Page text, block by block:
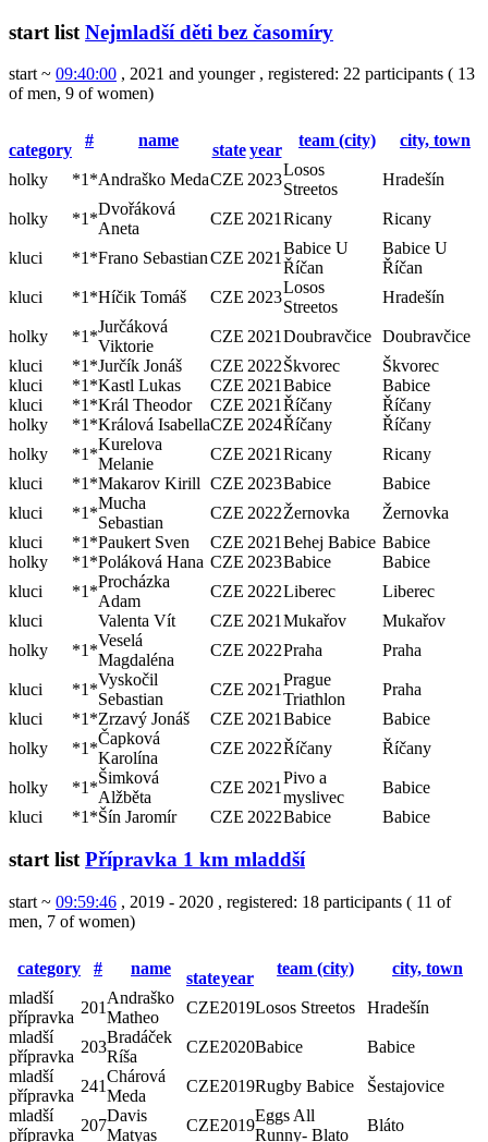
start list Nejmladší děti bez časomíry
start ~ 09:40:00 , 2021 and younger, registered: 22 participants ( 13
of men, 9 of women)
category
# name
state year
team (city) city, town
holky *1*Andraško MedaCZE 2023
Losos
Streetos
Hradešín
holky *1*
Dvořáková
Aneta
CZE 2021 Ricany Ricany
kluci *1*Frano SebastianCZE 2021
Babice U
Říčan
Babice U
Říčan
kluci
*1*Híčik Tomáš CZE 2023
Losos
Streetos
Hradešín
holky *1*
Jurčáková
Viktorie
CZE 2021 Doubravčice Doubravčice
kluci
*1*Jurčík Jonáš CZE 2022Škvorec
Škvorec
kluci
*1*Kastl Lukas CZE 2021 Babice
Babice
kluci
*1*Král Theodor CZE 2021 Říčany
Říčany
holky
*1*Králová IsabellaCZE 2024Říčany
Říčany
holky
*1*
Kurelova
Melanie
CZE 2021 Ricany
Ricany
kluci
*1*Makarov Kirill CZE 2023Babice
Babice
kluci
*1*
Mucha
Sebastian
CZE 2022Žernovka
Žernovka
kluci
*1*Paukert Sven CZE 2021 Behej Babice Babice
holky
*1*Poláková Hana CZE 2023Babice
Babice
kluci
*1*
Procházka
Adam
CZE 2022Liberec
Liberec
kluci
Valenta Vít CZE 2021 Mukařov
Mukařov
holky
*1*
Veselá
Magdaléna
CZE 2022Praha Praha
kluci *1*
Vyskočil
Sebastian
CZE 2021
Prague
Triathlon
Praha
kluci
*1*Zrzavý Jonáš CZE 2021 Babice
Babice
holky
*1*
Čapková
Karolína
CZE 2022Říčany Říčany
holky *1*
Šimková
Alžběta
CZE 2021
Pivo a
myslivec
Babice
kluci
*1*Šín Jaromír CZE 2022Babice Babice
start list Přípravka 1 km mladdší
start ~ 09:59:46 , 2019 - 2020 , registered: 18 participants ( 11 of
men, 7 of women)
category # name
stateyear
team (city)
city, town
mladší
přípravka
201
Andraško
Matheo
CZE2019Losos Streetos
Hradešín
mladší
přípravka
203
Bradáček
Ríša
CZE2020Babice
Babice
mladší
přípravka
241
Chárová
Meda
CZE2019Rugby Babice
Šestajovice
mladší
přípravka
207
Davis
Matyas
CZE2019
Eggs All
Runny- Blato
Bláto